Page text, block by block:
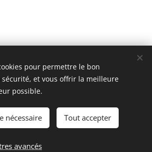
Ajouter au panier
pour permettre le bon
et vous offrir la meilleure
possible.
nécessaire Tout accepter
avancés